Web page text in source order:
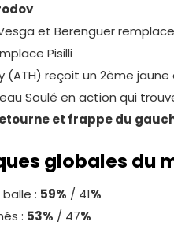
et Berenguer
Pisilli
(ATH) reçoit un 2ème
Soulé en action qui
et frappe du
globales du
: 59% / 41%
: 53% / 47%